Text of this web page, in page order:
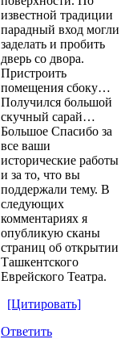
известной традиции
парадный вход могли
заделать и пробить
дверь со двора.
Пристроить
помещения сбоку…
Получился большой
скучный сарай…
Большое Спасибо за
все ваши
исторические работы
и за то, что вы
поддержали тему. В
следующих
комментариях я
опубликую сканы
страниц об открытии
Ташкентского
Еврейского Театра.
[Цитировать]
Ответить